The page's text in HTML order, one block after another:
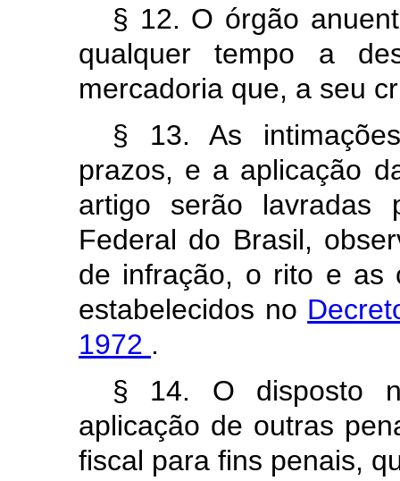
§ 12. O órgão
qualquer tempo a
mercadoria que, a seu
§ 13. As
prazos, e a aplicação
artigo serão lavradas
Federal do Brasil,
de infração, o rito e as
estabelecidos no
1972 .
§ 14. O disposto
aplicação de outras
fiscal para fins penais,